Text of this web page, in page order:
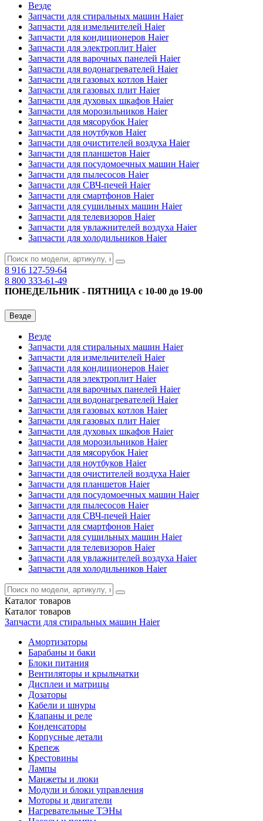
Везде
Запчасти для стиральных машин Haier
Запчасти для измельчителей Haier
Запчасти для кондиционеров Haier
Запчасти для электроплит Haier
Запчасти для варочных панелей Haier
Запчасти для водонагревателей Haier
Запчасти для газовых котлов Haier
Запчасти для газовых плит Haier
Запчасти для духовых шкафов Haier
Запчасти для морозильников Haier
Запчасти для мясорубок Haier
Запчасти для ноутбуков Haier
Запчасти для очистителей воздуха Haier
Запчасти для планшетов Haier
Запчасти для посудомоечных машин Haier
Запчасти для пылесосов Haier
Запчасти для СВЧ-печей Haier
Запчасти для смартфонов Haier
Запчасти для сушильных машин Haier
Запчасти для телевизоров Haier
Запчасти для увлажнителей воздуха Haier
Запчасти для холодильников Haier
8 916 127-59-64
8 800 333-61-49
ПОНЕДЕЛЬНИК - ПЯТНИЦА с 10-00 до 19-00
Везде
Везде
Запчасти для стиральных машин Haier
Запчасти для измельчителей Haier
Запчасти для кондиционеров Haier
Запчасти для электроплит Haier
Запчасти для варочных панелей Haier
Запчасти для водонагревателей Haier
Запчасти для газовых котлов Haier
Запчасти для газовых плит Haier
Запчасти для духовых шкафов Haier
Запчасти для морозильников Haier
Запчасти для мясорубок Haier
Запчасти для ноутбуков Haier
Запчасти для очистителей воздуха Haier
Запчасти для планшетов Haier
Запчасти для посудомоечных машин Haier
Запчасти для пылесосов Haier
Запчасти для СВЧ-печей Haier
Запчасти для смартфонов Haier
Запчасти для сушильных машин Haier
Запчасти для телевизоров Haier
Запчасти для увлажнителей воздуха Haier
Запчасти для холодильников Haier
Каталог товаров
Каталог товаров
Запчасти для стиральных машин Haier
Амортизаторы
Барабаны и баки
Блоки питания
Вентиляторы и крыльчатки
Дисплеи и матрицы
Дозаторы
Кабели и шнуры
Клапаны и реле
Конденсаторы
Корпусные детали
Крепеж
Крестовины
Лампы
Манжеты и люки
Модули и блоки управления
Моторы и двигатели
Нагревательные ТЭНы